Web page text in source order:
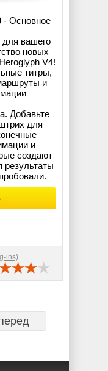
- Основное
для вашего
новых
V4!
титры,
и
Добавьте
для
и
создают
результаты
ins)